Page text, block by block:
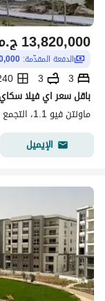
13,820,000
الدفعة المقدّمة:
3
3
240 متر
ماونتن فيو 1.1، التجمع الخامس، القاهرة الجديدة، القاهرة
الإيميل